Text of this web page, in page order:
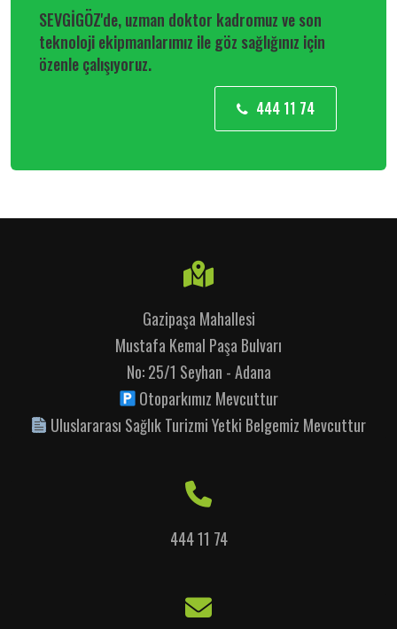
SEVGİGÖZ'de, uzman doktor kadromuz ve son
teknoloji ekipmanlarımız ile göz sağlığınız için
özenle çalışıyoruz.
444 11 74
Gazipaşa Mahallesi
Mustafa Kemal Paşa Bulvarı
No: 25/1 Seyhan - Adana
Otoparkımız Mevcuttur
Uluslararası Sağlık Turizmi Yetki Belgemiz Mevcuttur
444 11 74